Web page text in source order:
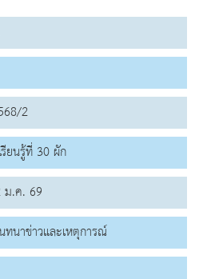
2
ยนรู้ที่ 30 ผัก
ม.ค. 69
ทนาข่าวและเหตุการณ์